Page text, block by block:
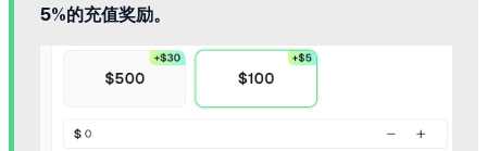
5%的充值奖励。